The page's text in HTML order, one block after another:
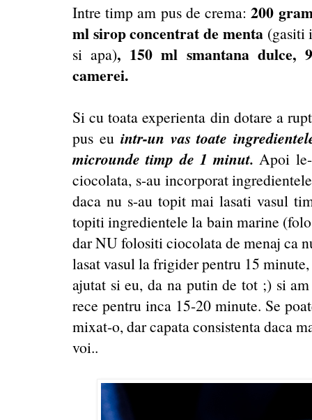
Intre timp am pus de crema:200
ml sirop concentrat de menta (gasiti
si apa), 150 ml smantana dulce,
camerei.
Si cu toata experienta din dotare a
pus eu intr-un vas toate
microunde timp de 1 minut.Apoi
ciocolata, s-au incorporat
daca nu s-au topit mai lasati vasul
topiti ingredientele la bain marine
dar NU folositi ciocolata de menaj ca
lasat vasul la frigider pentru 15
ajutat si eu, da na putin de tot ;) si
rece pentru inca 15-20 minute. Se
mixat-o, dar capata consistenta daca
voi..